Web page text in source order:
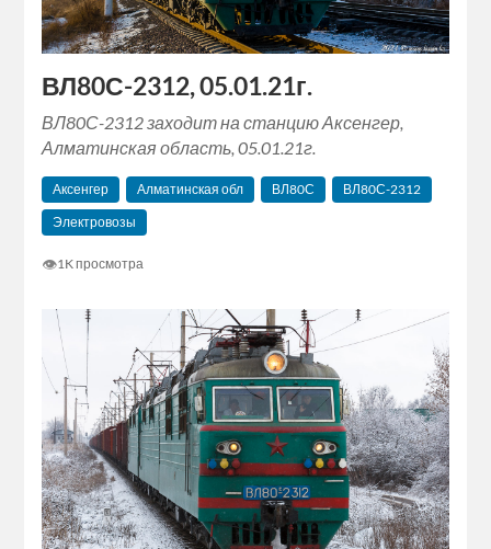
ВЛ80С-2312, 05.01.21г.
ВЛ80С-2312 заходит на станцию Аксенгер,
Алматинская область, 05.01.21г.
Аксенгер Алматинская обл ВЛ80С
ВЛ80С-2312
Электровозы
👁1K просмотра